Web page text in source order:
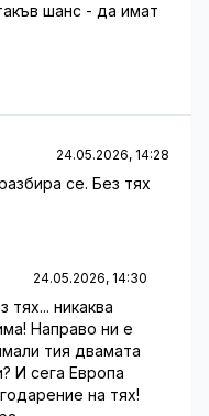
шанс - да имат
24.05.2026, 14:28
се. Без тях
24.05.2026, 14:30
тях... никаква
Направо ни е
тия двамата
И сега Европа
на тях!